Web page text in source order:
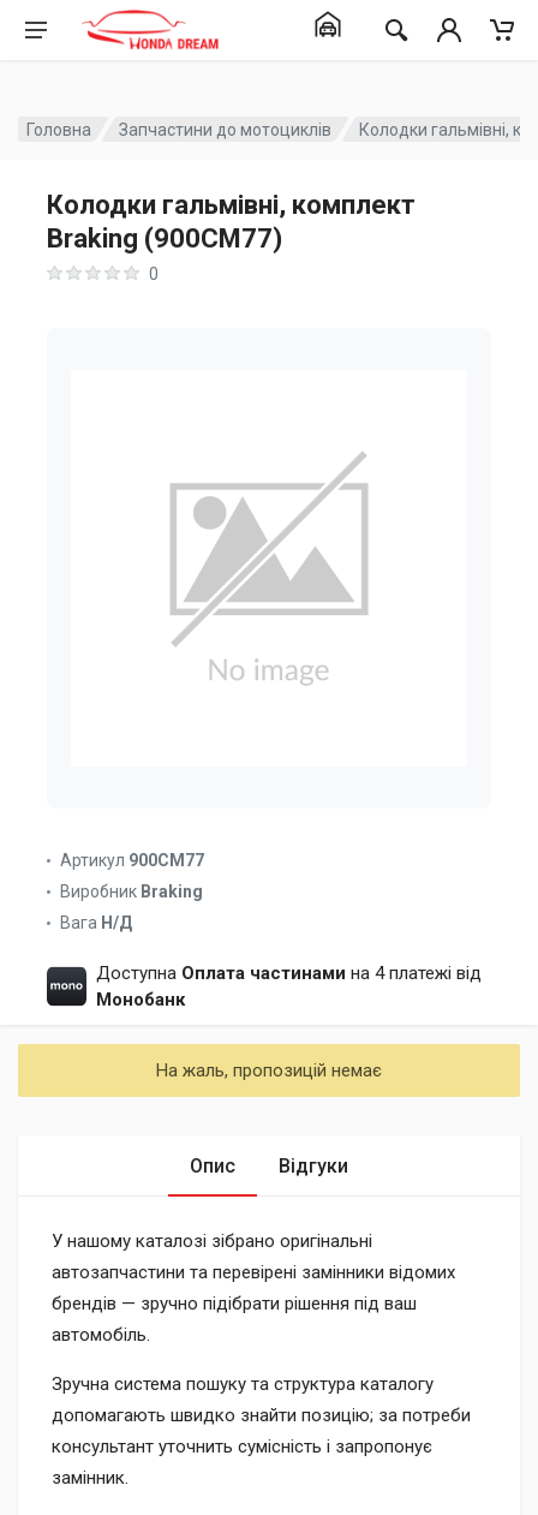
Головна Запчастини до мотоциклів Колодки гальмівні,
Колодки гальмівні, комплект
Braking (900CM77)
0
Артикул 900CM77
Виробник Braking
Вага Н/Д
Доступна Оплата частинами на 4 платежі від
Монобанк
На жаль, пропозицій немає
Опис Відгуки
У нашому каталозі зібрано оригінальні
автозапчастини та перевірені замінники відомих
брендів — зручно підібрати рішення під ваш
автомобіль.
Зручна система пошуку та структура каталогу
допомагають швидко знайти позицію; за потреби
консультант уточнить сумісність і запропонує
замінник.